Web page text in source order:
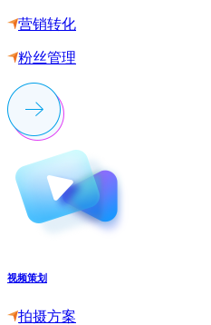
营销转化
粉丝管理
视频策划
拍摄方案